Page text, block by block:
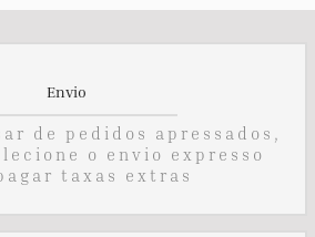
Envio
de pedidos apressados,
o envio expresso
taxas extras